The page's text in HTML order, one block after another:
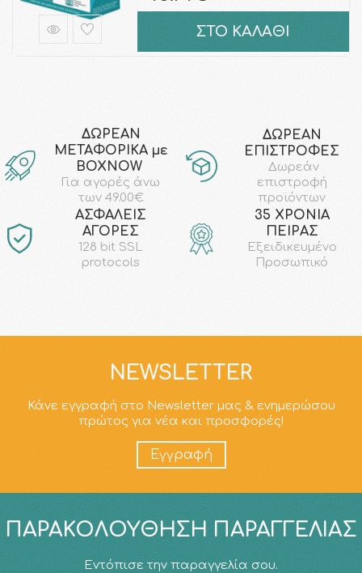
ΣΤΟ ΚΑΛΑΘΙ
ΔΩΡΕΑΝ
ΜΕΤΑΦΟΡΙΚΑ με
ΒΟΧΝΟW
Για αγορές άνω
των 49.00€
ΔΩΡΕΑΝ
ΕΠΙΣΤΡΟΦΕΣ
Δωρεάν
επιστροφή
προϊόντων
AΣΦΑΛΕΙΣ
ΑΓΟΡΕΣ
128 bit SSL
protocols
35 ΧΡΟΝΙΑ
ΠΕΙΡΑΣ
Εξειδικευμένο
Προσωπικό
NEWSLETTER
Κάνε εγγραφή στο Newsletter μας & ενημερώσου
πρώτος για νέα και προσφορές!
Εγγραφή
ΠΑΡΑΚΟΛΟΎΘΗΣΗ ΠΑΡΑΓΓΕΛΊΑΣ
Εντόπισε την παραγγελία σου.